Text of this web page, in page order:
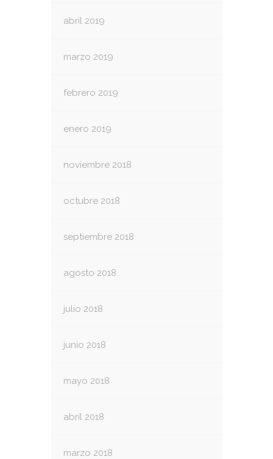
abril 2019
marzo 2019
febrero 2019
enero 2019
noviembre 2018
octubre 2018
septiembre 2018
agosto 2018
julio 2018
junio 2018
mayo 2018
abril 2018
marzo 2018